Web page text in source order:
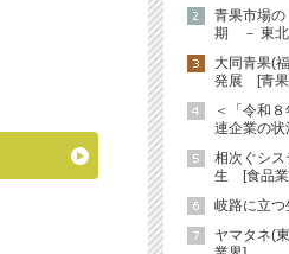
青果市場の
期 － 東北
大同青果(
発展 [青果
＜「令和
連企業の
相次ぐシ
生 [食品業
岐路に立
ヤマタネ(